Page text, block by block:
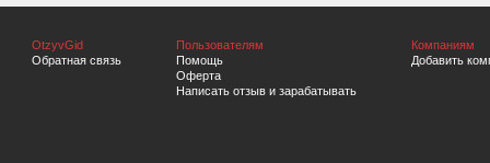
OtzyvGid
Обратная связь
Пользователям
Помощь
Оферта
Написать отзыв и зарабатывать
Компаниям
Добавить